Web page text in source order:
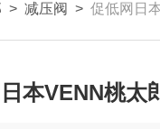
> 减压阀 > 促低网日
本VENN桃太